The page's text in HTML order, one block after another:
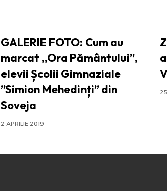
GALERIE FOTO: Cum au
marcat ,,Ora Pământului”,
elevii Școlii Gimnaziale
”Simion Mehedinți” din
Soveja
2 APRILIE 2019